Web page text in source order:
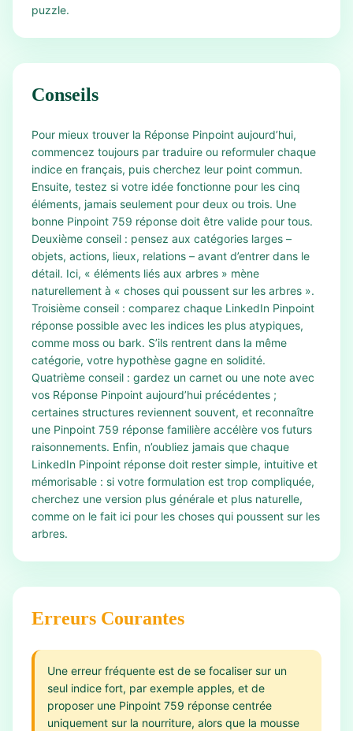
puzzle.
Conseils
Pour mieux trouver la Réponse Pinpoint aujourd’hui,
commencez toujours par traduire ou reformuler chaque
indice en français, puis cherchez leur point commun.
Ensuite, testez si votre idée fonctionne pour les cinq
éléments, jamais seulement pour deux ou trois. Une
bonne Pinpoint 759 réponse doit être valide pour tous.
Deuxième conseil : pensez aux catégories larges –
objets, actions, lieux, relations – avant d’entrer dans le
détail. Ici, « éléments liés aux arbres » mène
naturellement à « choses qui poussent sur les arbres ».
Troisième conseil : comparez chaque LinkedIn Pinpoint
réponse possible avec les indices les plus atypiques,
comme moss ou bark. S’ils rentrent dans la même
catégorie, votre hypothèse gagne en solidité.
Quatrième conseil : gardez un carnet ou une note avec
vos Réponse Pinpoint aujourd’hui précédentes ;
certaines structures reviennent souvent, et reconnaître
une Pinpoint 759 réponse familière accélère vos futurs
raisonnements. Enfin, n’oubliez jamais que chaque
LinkedIn Pinpoint réponse doit rester simple, intuitive et
mémorisable : si votre formulation est trop compliquée,
cherchez une version plus générale et plus naturelle,
comme on le fait ici pour les choses qui poussent sur les
arbres.
Erreurs Courantes
Une erreur fréquente est de se focaliser sur un
seul indice fort, par exemple apples, et de
proposer une Pinpoint 759 réponse centrée
uniquement sur la nourriture, alors que la mousse